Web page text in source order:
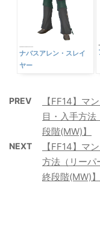
ナバスアレン・スレイ
ヤー
PREV
【FF14】マ
目・入手方
段階(MW)】
NEXT
【FF14】マ
方法（リーパ
終段階(MW)】